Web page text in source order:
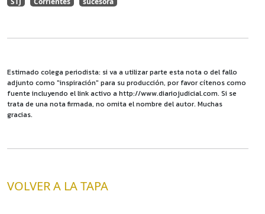
Estimado colega periodista: si va a utilizar parte esta nota o del fallo
adjunto como "inspiración" para su producción, por favor cítenos como
fuente incluyendo el link activo a http://www.diariojudicial.com. Si se
trata de una nota firmada, no omita el nombre del autor. Muchas
gracias.
VOLVER A LA TAPA